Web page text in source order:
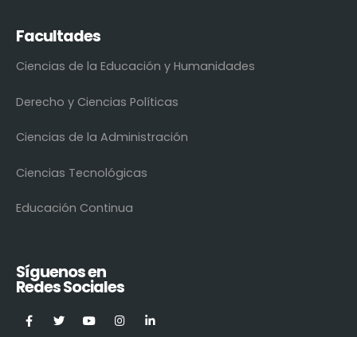
Facultades
Ciencias de la Educación y Humanidades
Derecho y Ciencias Políticas
Ciencias de la Administración
Ciencias Tecnológicas
Educación Continua
Síguenos en
Redes Sociales